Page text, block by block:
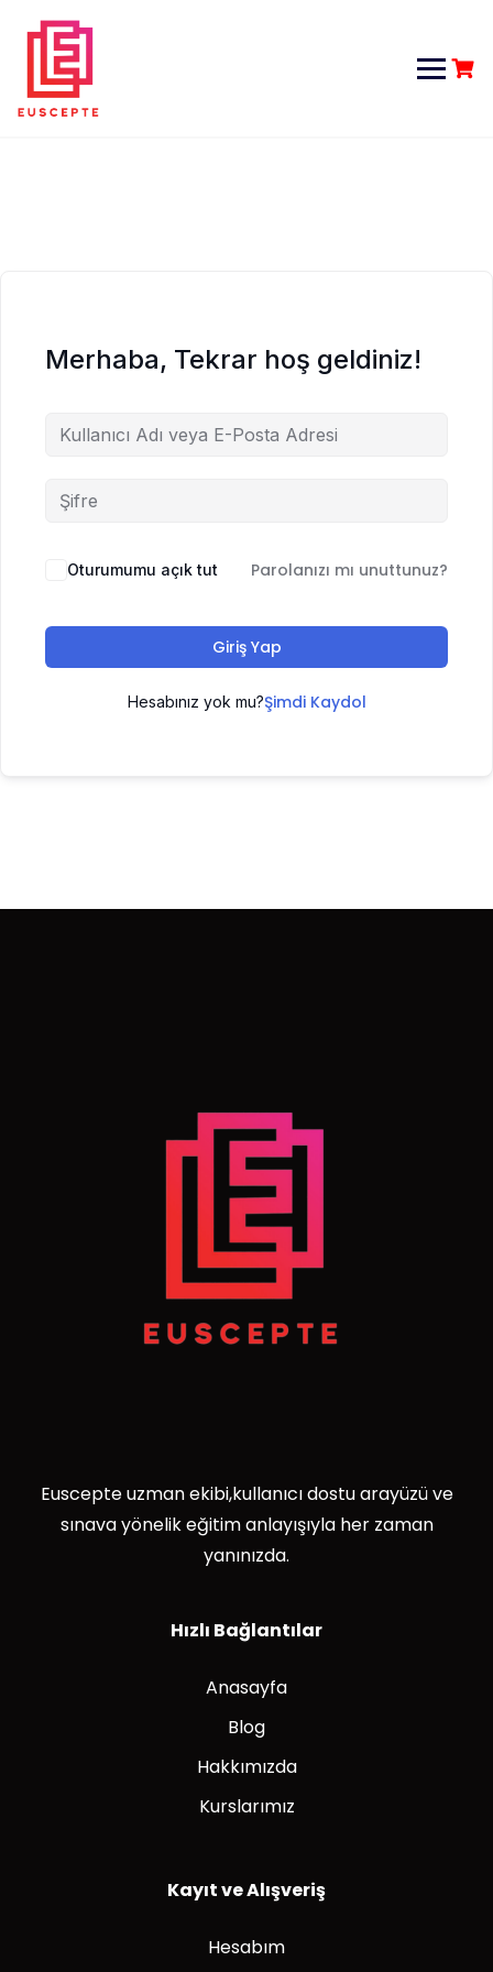
content
Merhaba, Tekrar hoş geldiniz!
Oturumumu açık tut Parolanızı mı unuttunuz?
Giriş Yap
Hesabınız yok mu?Şimdi Kaydol
Euscepte uzman ekibi,kullanıcı dostu arayüzü ve
sınava yönelik eğitim anlayışıyla her zaman
yanınızda.
Hızlı Bağlantılar
Anasayfa
Blog
Hakkımızda
Kurslarımız
Kayıt ve Alışveriş
Hesabım